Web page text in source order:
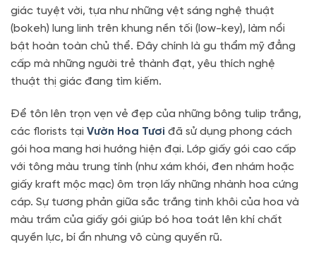
giác tuyệt vời, tựa như những vệt sáng nghệ thuật
(bokeh) lung linh trên khung nền tối (low-key), làm nổi
bật hoàn toàn chủ thể. Đây chính là gu thẩm mỹ đẳng
cấp mà những người trẻ thành đạt, yêu thích nghệ
thuật thị giác đang tìm kiếm.
Để tôn lên trọn vẹn vẻ đẹp của những bông tulip trắng,
các florists tại Vườn Hoa Tươi đã sử dụng phong cách
gói hoa mang hơi hướng hiện đại. Lớp giấy gói cao cấp
với tông màu trung tính (như xám khói, đen nhám hoặc
giấy kraft mộc mạc) ôm trọn lấy những nhành hoa cứng
cáp. Sự tương phản giữa sắc trắng tinh khôi của hoa và
màu trầm của giấy gói giúp bó hoa toát lên khí chất
quyền lực, bí ẩn nhưng vô cùng quyến rũ.